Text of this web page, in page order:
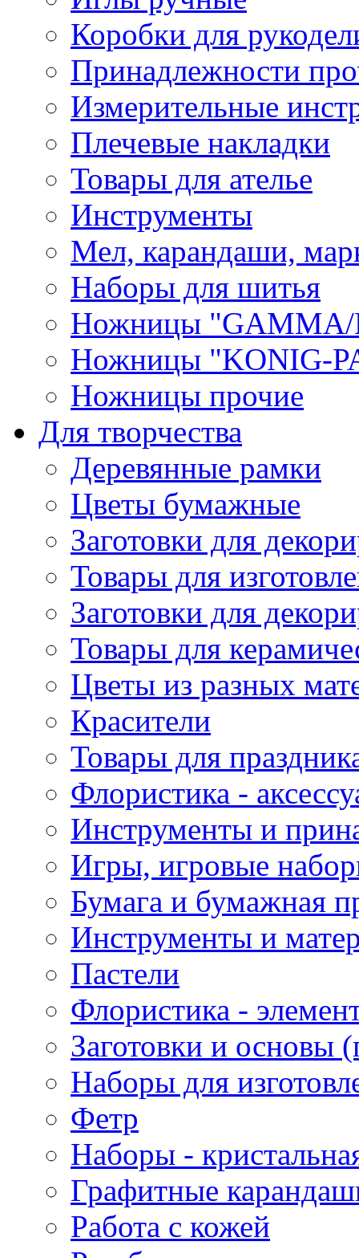
Коробки для
Принадлежности
Измерительные
Плечевые накладки
Товары для ателье
Инструменты
Мел, карандаши,
Наборы для шитья
Ножницы "GAMMA/
Ножницы "KONIG-
Ножницы прочие
Для творчества
Деревянные рамки
Цветы бумажные
Заготовки для
Товары для
Заготовки для
Товары для
Цветы из разных
Красители
Товары для
Флористика -
Инструменты и
Игры, игровые
Бумага и бумажная
Инструменты и
Пастели
Флористика -
Заготовки и основы
Наборы для
Фетр
Наборы -
Графитные
Работа с кожей